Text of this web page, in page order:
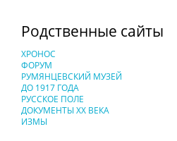
Родственные сайты
ХРОНОС
ФОРУМ
РУМЯНЦЕВСКИЙ МУЗЕЙ
ДО 1917 ГОДА
РУССКОЕ ПОЛЕ
ДОКУМЕНТЫ XX ВЕКА
ИЗМЫ